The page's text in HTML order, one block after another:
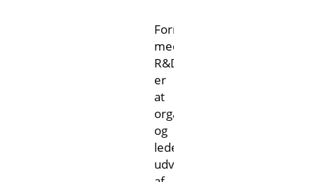
Formålet
med
R&D
er
at
organisere
og
lede
udvikling